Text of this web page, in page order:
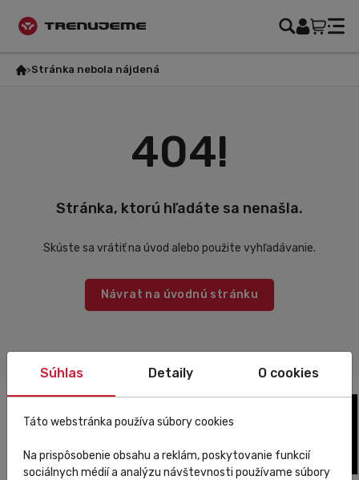
Stránka nebola nájdená
404!
Stránka, ktorú hľadáte sa nenašla.
Skúste sa vrátiť na úvod alebo použite vyhľadávanie.
Návrat na úvodnú stránku
Súhlas Detaily O cookies
Táto webstránka používa súbory cookies
Na prispôsobenie obsahu a reklám, poskytovanie funkcií
sociálnych médií a analýzu návštevnosti používame súbory